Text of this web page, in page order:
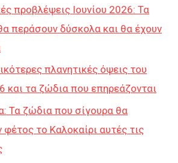
προβλέψεις Ιουνίου 2026: Τα
περάσουν δύσκολα και θα έχουν
πλανητικές όψεις του
και τα ζώδια που επηρεάζονται
Τα ζώδια που σίγουρα θα
το Καλοκαίρι αυτές τις